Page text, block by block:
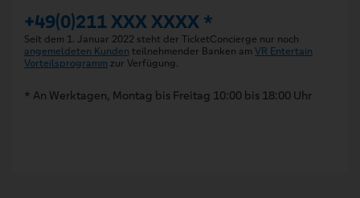
+49(0)211 XXX XXXX *
Seit dem 1. Januar 2022 steht der TicketConcierge nur noch
angemeldeten Kunden teilnehmender Banken am VR Entertain
Vorteilsprogramm zur Verfügung.
* An Werktagen, Montag bis Freitag 10:00 bis 18:00 Uhr